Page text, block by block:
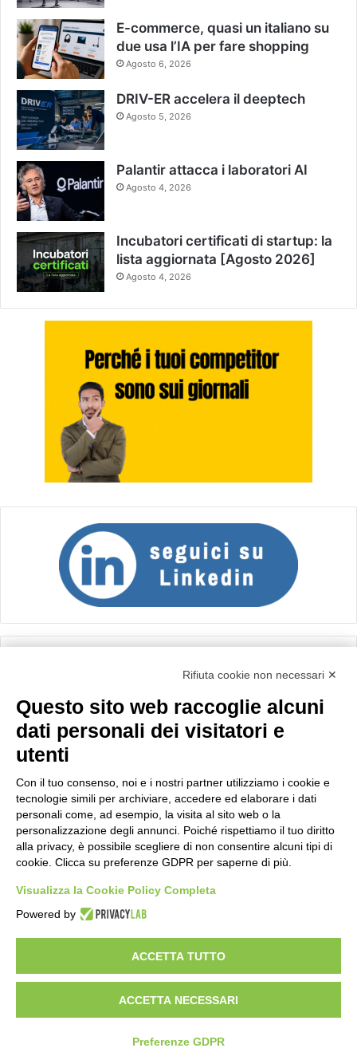
E-commerce, quasi un italiano su
due usa l’IA per fare shopping
Agosto 6, 2026
DRIV-ER accelera il deeptech
Agosto 5, 2026
Palantir attacca i laboratori AI
Agosto 4, 2026
Incubatori certificati di startup: la
lista aggiornata [Agosto 2026]
Agosto 4, 2026
Importo netto (€):
Calcola
Scorporo IVA
Importo lordo (€):
Rifiuta cookie non necessari ✕
Questo sito web raccoglie alcuni
dati personali dei visitatori e
utenti
Con il tuo consenso, noi e i nostri partner utilizziamo i cookie e
tecnologie simili per archiviare, accedere ed elaborare i dati
personali come, ad esempio, la visita al sito web o la
personalizzazione degli annunci. Poiché rispettiamo il tuo diritto
alla privacy, è possibile scegliere di non consentire alcuni tipi di
cookie. Clicca su preferenze GDPR per saperne di più.
Visualizza la Cookie Policy Completa
Powered by
ACCETTA TUTTO
ACCETTA NECESSARI
Preferenze GDPR